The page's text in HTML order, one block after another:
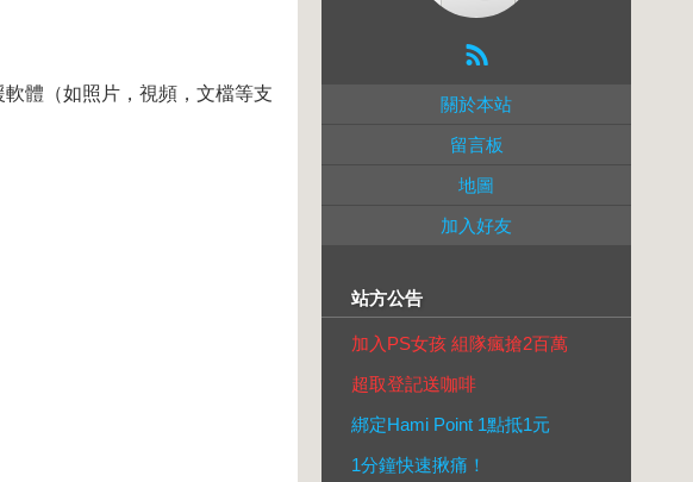
體（如照片，視頻，文檔等支
關於本站
留言板
地圖
加入好友
站方公告
加入PS女孩 組隊瘋搶2百萬
超取登記送咖啡
綁定Hami Point 1點抵1元
1分鐘快速揪痛！